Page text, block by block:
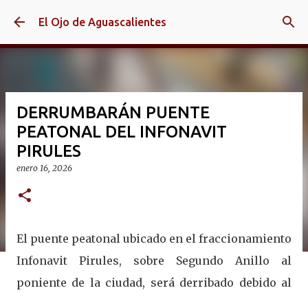
Ir al contenido principal
El Ojo de Aguascalientes
DERRUMBARÁN PUENTE
PEATONAL DEL INFONAVIT
PIRULES
enero 16, 2026
El puente peatonal ubicado en el fraccionamiento
Infonavit Pirules, sobre Segundo Anillo al
poniente de la ciudad, será derribado debido al